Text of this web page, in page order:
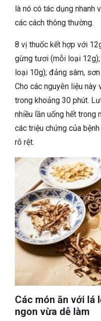
là nó có tác dụng nhanh
các cách thông thường.
8 vị thuốc kết hợp với
gừng tươi (mỗi loại
loại 10g); đảng sâm,
Cho các nguyên liệu
trong khoảng 30 phút.
nhiều lần uống hết trong
các triệu chứng của
rõ rệt.
Các món ăn với lá
ngon vừa dễ làm